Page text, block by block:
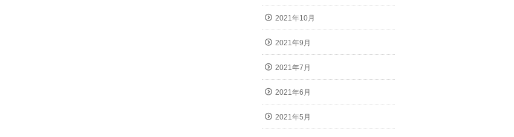
2021年10月
2021年9月
2021年7月
2021年6月
2021年5月